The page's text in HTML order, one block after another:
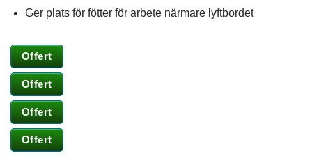
Ger plats för fötter för arbete närmare lyftbordet
Offert
Offert
Offert
Offert
Dessa kakor
går inte att
välja bort. De
behövs för att
hemsidan
över huvud
taget ska
fungera.